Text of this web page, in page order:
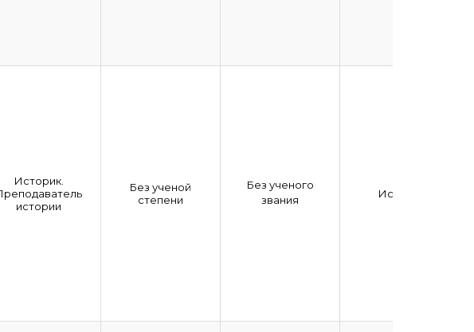
Историк.
истории
Без ученой
степени
Без ученого
звания
История